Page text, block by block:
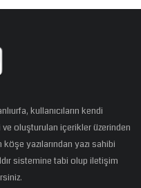
kullanıcıların kendi
oluşturulan içerikler üzerinden
yazılarından yazı sahibi
sistemine tabi olup iletişim